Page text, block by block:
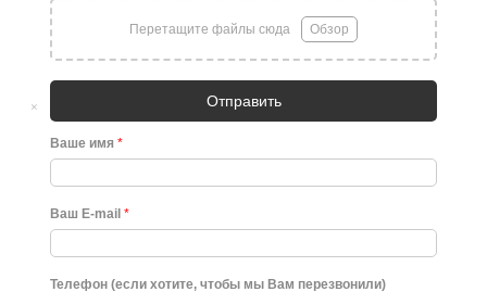
Перетащите файлы сюда Обзор
Отправить
×
Ваше имя *
Ваш E-mail *
Телефон (если хотите, чтобы мы Вам перезвонили)